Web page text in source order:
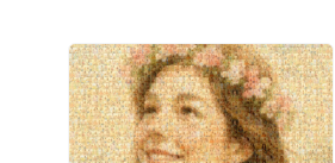
すめです。店舗のイメージビジュアル
や、チラシ・SNS投稿などにもご活用い
ただけます。筆文字のみの制作や、イラ
ストとの組み合わせも対応可能ですの
で、お気軽にご相談ください。